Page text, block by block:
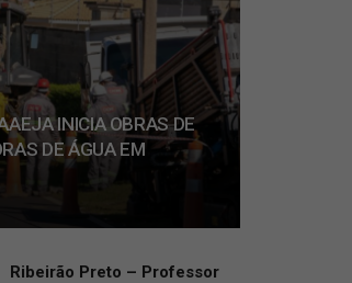
INICIA OBRAS DE
DE ÁGUA EM
Ribeirão Preto – Professor